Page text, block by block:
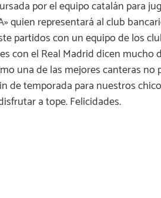
por el equipo catalán para
quien representará al club
partidos con un equipo de los
con el Real Madrid dicen mucho
una de las mejores canteras no
de temporada para nuestros
a tope. Felicidades.